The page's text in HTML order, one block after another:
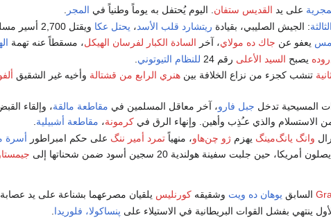
على يد القديس ستفان. اليوم يُحتفل به يوماً وطنياً في المجر .
: الجيش الصليبي، بقيادة ريتشارد قلب الأسد، يحتل عكا ويقتل 2,700 أسير مسلم.
يعفو عن جاك ده مولاي، آخر السادة الكبار لفرسان الهيكل، مسقطاً عنه تهمة
يصبح السيد الأعلى رقم 24 للنظام التيوتوني
تنشب كجزء من نزاع الخلافة بينهنري الرابع من قشتالة وأخيه غير الشقيق
المسيحية تدخل جبل فارو، آخر معاقل المسلمين في مقاطعة مالقة، وإلقاء
الاستسلام والذي عـُذِب وأهين. وإنهاء الرق فيكرمونة، مقاطعة أشبيلية.
وانگ يانگ‌مينگ يهزمژو چن‌هاو، منهياًتمرد أمير ننگ على حكم امبراطور أسرة
أمريكا، حين جلبت سفينة هولندية 20 سجين أسود ضمن شحناتها إلى
السابق يوهان ده ويت وشقيقهكورنليس يلقيان مصرعهما بشناعة على يد
ينتهي بفشل القوات البريطانية في الاستيلاء على پنساكولا، فلوريدا